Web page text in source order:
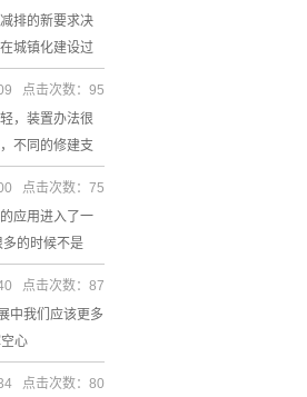
排的新要求决
城镇化建设过
，装置办法很
不同的修建支
点击次数：95
应用进入了一
的时候不是
点击次数：75
中我们应该更多
心
点击次数：87
点击次数：80